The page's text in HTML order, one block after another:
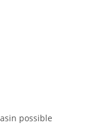
possible